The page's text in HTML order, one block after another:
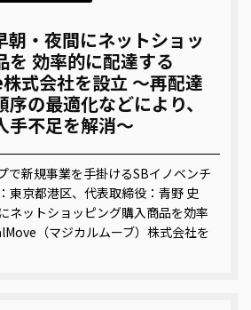
朝・夜間にネットショッ
を 効率的に配達する
式会社を設立 ～再配達
の最適化などにより、
手不足を解消～
で新規事業を手掛けるSBイノベンチ
東京都港区、代表取締役：青野 史
ネットショッピング購入商品を効率
（マジカルムーブ）株式会社を